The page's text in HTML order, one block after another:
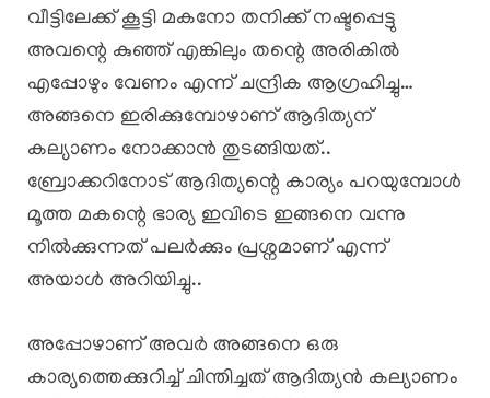
വീട്ടിലേക്ക് കൂട്ടി മകനോ തനിക്ക് നഷ്ടപ്പെട്ടു
അവന്റെ കുഞ്ഞ് എങ്കിലും തന്റെ അരികിൽ
എപ്പോഴും വേണം എന്ന് ചന്ദ്രിക ആഗ്രഹിച്ചു…
അങ്ങനെ ഇരിക്കുമ്പോഴാണ് ആദിത്യന്
കല്യാണം നോക്കാൻ തുടങ്ങിയത്..
ബ്രോക്കറിനോട് ആദിത്യന്റെ കാര്യം പറയുമ്പോൾ
മൂത്ത മകന്റെ ഭാര്യ ഇവിടെ ഇങ്ങനെ വന്നു
നിൽക്കുന്നത് പലർക്കും പ്രശ്നമാണ് എന്ന്
അയാൾ അറിയിച്ചു..
അപ്പോഴാണ് അവർ അങ്ങനെ ഒരു
കാര്യത്തെക്കുറിച്ച് ചിന്തിച്ചത് ആദിത്യൻ കല്യാണം